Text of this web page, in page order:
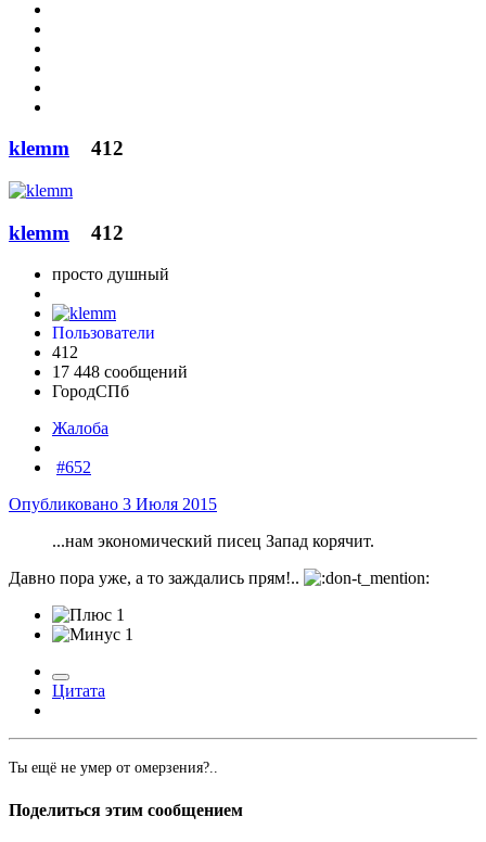
klemm 412
klemm 412
просто душный
Пользователи
412
17 448 сообщений
ГородСПб
Жалоба
#652
Опубликовано 3 Июля 2015
...нам экономический писец Запад корячит.
Давно пора уже, а то заждались прям!..
1
1
Цитата
Ты ещё не умер от омерзения?..
Поделиться этим сообщением